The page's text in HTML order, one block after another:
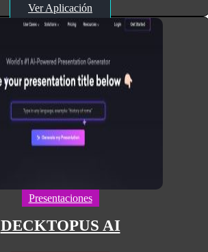
Ver Aplicación
Presentaciones
DECKTOPUS AI